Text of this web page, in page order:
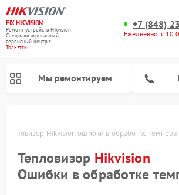
FIX-HIKVISION
Ремонт устройств Hikvision
Специализированный
cервисный центр г.
Тольятти
+7 (848)
Ежедневно, с
Мы ремонтируем
Тепловизор Hikvision ошибки в обработке
Тепловизор Hikvision
Ошибки в обработке